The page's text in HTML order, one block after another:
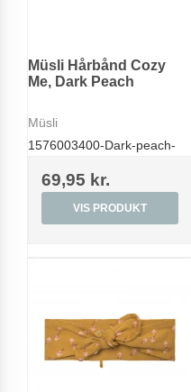
Müsli Hårbånd Cozy
Me, Dark Peach
Müsli
1576003400-Dark-peach-
69,95 kr.
VIS PRODUKT